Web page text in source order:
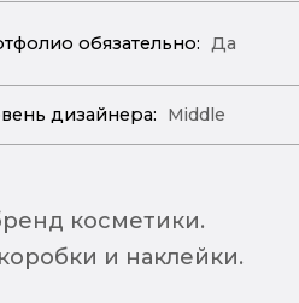
обязательно: Да
дизайнера: Middle
косметики.
и наклейки.